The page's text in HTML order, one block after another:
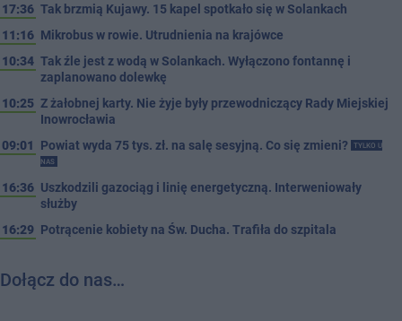
17:36 Tak brzmią Kujawy. 15 kapel spotkało się w Solankach
11:16 Mikrobus w rowie. Utrudnienia na krajówce
10:34 Tak źle jest z wodą w Solankach. Wyłączono fontannę i
zaplanowano dolewkę
10:25 Z żałobnej karty. Nie żyje były przewodniczący Rady Miejskiej
Inowrocławia
09:01
Powiat wyda 75 tys. zł. na salę sesyjną. Co się zmieni?
TYLKO U
NAS
16:36 Uszkodzili gazociąg i linię energetyczną. Interweniowały
służby
16:29 Potrącenie kobiety na Św. Ducha. Trafiła do szpitala
Dołącz do nas…